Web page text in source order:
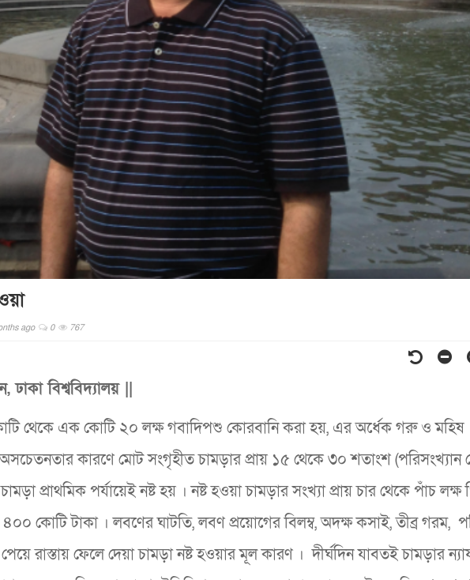
ago 0 767
বিশ্ববিদ্যালয় ||
থেকে এক কোটি ২০ লক্ষ গবাদিপশু কোরবানি করা হয়, এর অর্ধেক গরু ও মহিষ
কারণে মোট সংগৃহীত চামড়ার প্রায় ১৫ থেকে ৩০ শতাংশ (পরিসংখ্যান
প্রাথমিক পর্যায়েই নষ্ট হয় । নষ্ট হওয়া চামড়ার সংখ্যা প্রায় চার থেকে পাঁচ লক্ষ
কোটি টাকা । লবণের ঘাটতি, লবণ প্রয়োগের বিলম্ব, অদক্ষ কসাই, তীব্র গরম,
রাস্তায় ফেলে দেয়া চামড়া নষ্ট হওয়ার মূল কারণ । দীর্ঘদিন যাবতই চামড়ার